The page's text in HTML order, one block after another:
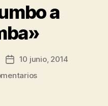
a
Fecha10 junio, 2014
en